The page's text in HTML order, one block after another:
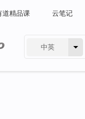
道精品课 云笔记
中英